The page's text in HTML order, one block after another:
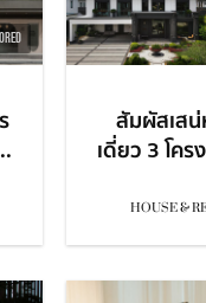
สัมผัสเส
เดี่ยว 3 โค
HOUSE &